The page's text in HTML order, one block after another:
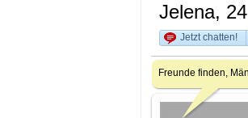
Jelena, 24
Jetzt chatten!
Freunde finden,